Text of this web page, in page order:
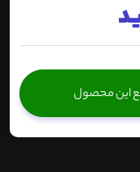
این محصول